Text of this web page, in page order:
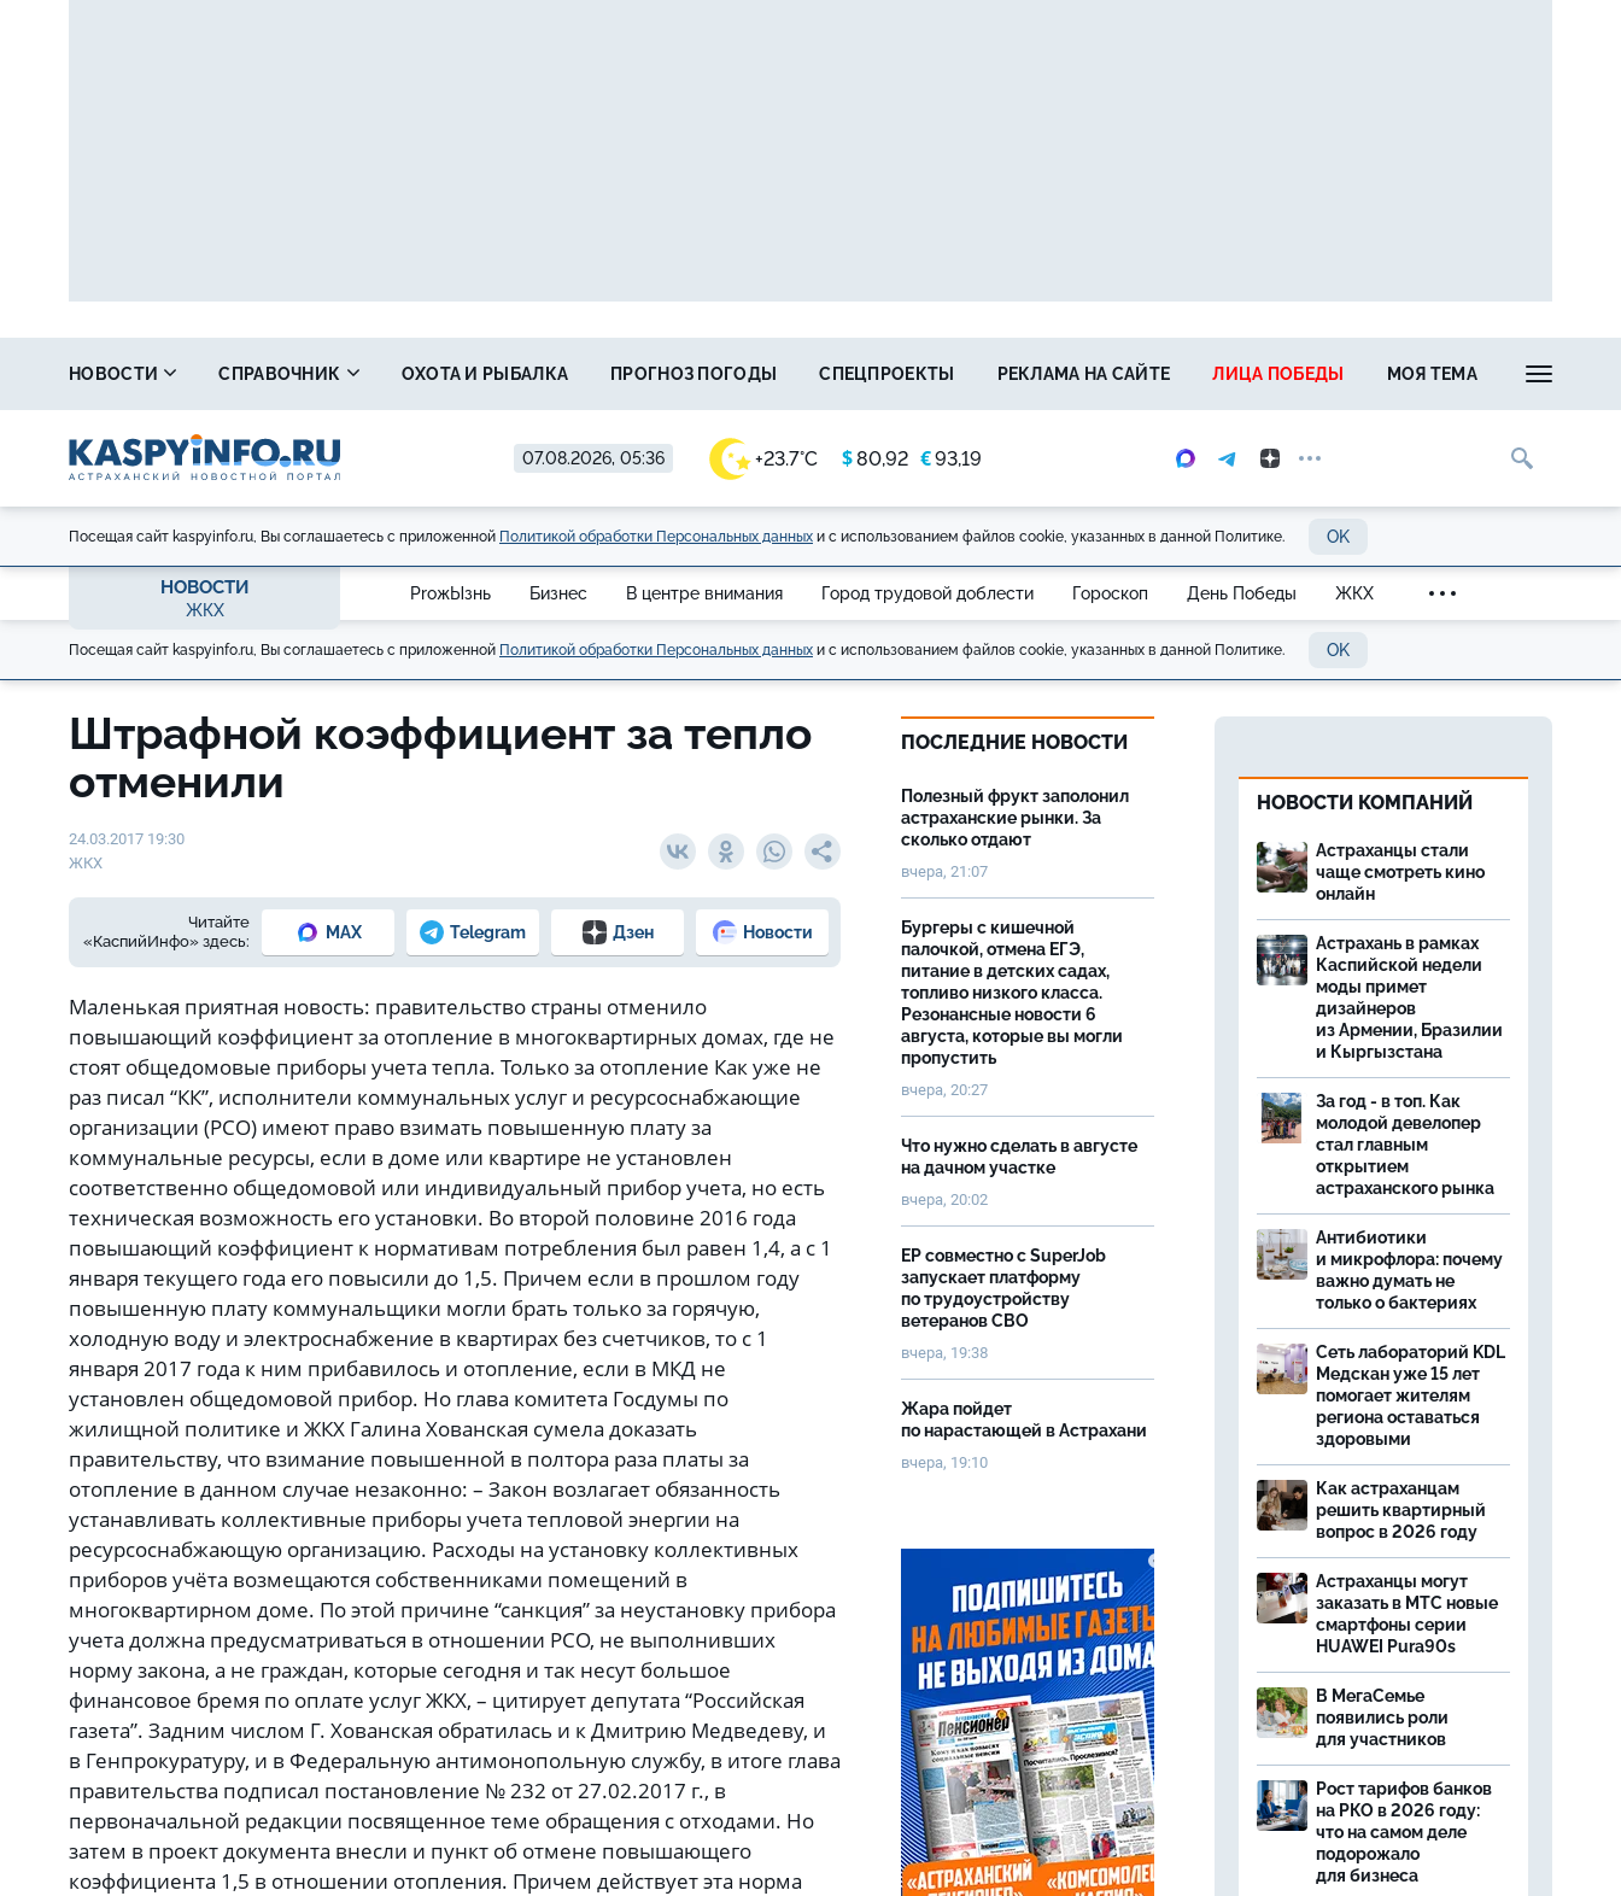
07.08.2026, 05:36 +23.7°C $80,92 €93,19
НОВОСТИ СПРАВОЧНИК ОХОТА И РЫБАЛКА ПРОГНОЗ ПОГОДЫ СПЕЦПРОЕКТЫ РЕКЛАМА НА САЙТЕ ЛИЦА ПОБЕДЫ МОЯ ТЕМА
Посещая сайт kaspyinfo.ru, Вы соглашаетесь с приложенной Политикой обработки Персональных данных и с использованием файлов cookie, указанных в данной Политике. OK
НОВОСТИ
ЖКХ
ProжЫзнь Бизнес В центре внимания Город трудовой доблести Гороскоп День Победы ЖКХ
Посещая сайт kaspyinfo.ru, Вы соглашаетесь с приложенной Политикой обработки Персональных данных и с использованием файлов cookie, указанных в данной Политике. OK
Штрафной коэффициент за тепло
отменили
24.03.2017 19:30
ЖКХ
Читайте
«КаспийИнфо» здесь:
MAX Telegram Дзен Новости
Маленькая приятная новость: правительство страны отменило
повышающий коэффициент за отопление в многоквартирных домах, где не
стоят общедомовые приборы учета тепла. Только за отопление Как уже не
раз писал “КК”, исполнители коммунальных услуг и ресурсоснабжающие
организации (РСО) имеют право взимать повышенную плату за
коммунальные ресурсы, если в доме или квартире не установлен
соответственно общедомовой или индивидуальный прибор учета, но есть
техническая возможность его установки. Во второй половине 2016 года
повышающий коэффициент к нормативам потребления был равен 1,4, а с 1
января текущего года его повысили до 1,5. Причем если в прошлом году
повышенную плату коммунальщики могли брать только за горячую,
холодную воду и электроснабжение в квартирах без счетчиков, то с 1
января 2017 года к ним прибавилось и отопление, если в МКД не
установлен общедомовой прибор. Но глава комитета Госдумы по
жилищной политике и ЖКХ Галина Хованская сумела доказать
правительству, что взимание повышенной в полтора раза платы за
отопление в данном случае незаконно: – Закон возлагает обязанность
устанавливать коллективные приборы учета тепловой энергии на
ресурсоснабжающую организацию. Расходы на установку коллективных
приборов учёта возмещаются собственниками помещений в
многоквартирном доме. По этой причине “санкция” за неустановку прибора
учета должна предусматриваться в отношении РСО, не выполнивших
норму закона, а не граждан, которые сегодня и так несут большое
финансовое бремя по оплате услуг ЖКХ, – цитирует депутата “Российская
газета”. Задним числом Г. Хованская обратилась и к Дмитрию Медведеву, и
в Генпрокуратуру, и в Федеральную антимонопольную службу, в итоге глава
правительства подписал постановление № 232 от 27.02.2017 г., в
первоначальной редакции посвященное теме обращения с отходами. Но
затем в проект документа внесли и пункт об отмене повышающего
коэффициента 1,5 в отношении отопления. Причем действует эта норма
ПОСЛЕДНИЕ НОВОСТИ
Полезный фрукт заполонил
астраханские рынки. За
сколько отдают
вчера, 21:07
Бургеры с кишечной
палочкой, отмена ЕГЭ,
питание в детских садах,
топливо низкого класса.
Резонансные новости 6
августа, которые вы могли
пропустить
вчера, 20:27
Что нужно сделать в августе
на дачном участке
вчера, 20:02
ЕР совместно с SuperJob
запускает платформу
по трудоустройству
ветеранов СВО
вчера, 19:38
Жара пойдет
по нарастающей в Астрахани
вчера, 19:10
НОВОСТИ КОМПАНИЙ
Астраханцы стали
чаще смотреть кино
онлайн
Астрахань в рамках
Каспийской недели
моды примет
дизайнеров
из Армении, Бразилии
и Кыргызстана
За год - в топ. Как
молодой девелопер
стал главным
открытием
астраханского рынка
Антибиотики
и микрофлора: почему
важно думать не
только о бактериях
Сеть лабораторий KDL
Медскан уже 15 лет
помогает жителям
региона оставаться
здоровыми
Как астраханцам
решить квартирный
вопрос в 2026 году
Астраханцы могут
заказать в МТС новые
смартфоны серии
HUAWEI Pura90s
В МегаСемье
появились роли
для участников
Рост тарифов банков
на РКО в 2026 году:
что на самом деле
подорожало
для бизнеса